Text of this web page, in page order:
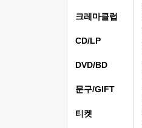
크레마클럽
CD/LP
DVD/BD
문구/GIFT
티켓